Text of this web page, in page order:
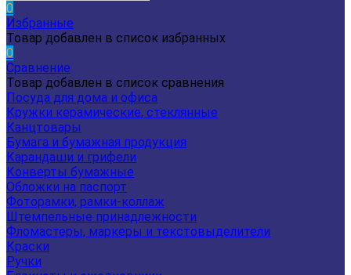
0
Избранные
Товар добавлен в список избранных
0
Сравнение
Товар добавлен в список сравнения
Посуда для дома и офиса
Кружки керамические, стеклянные
Канцтовары
Бумага и бумажная продукция
Карандаши и грифели
Конверты бумажные
Обложки на паспорт
Фоторамки, рамки-коллаж
Штемпельные принадлежности
Фломастеры, маркеры и текстовыделители
Краски
Ручки